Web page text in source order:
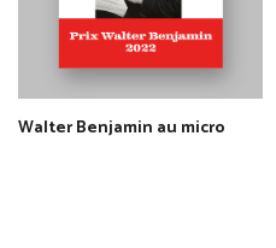
Walter Benjamin au micro